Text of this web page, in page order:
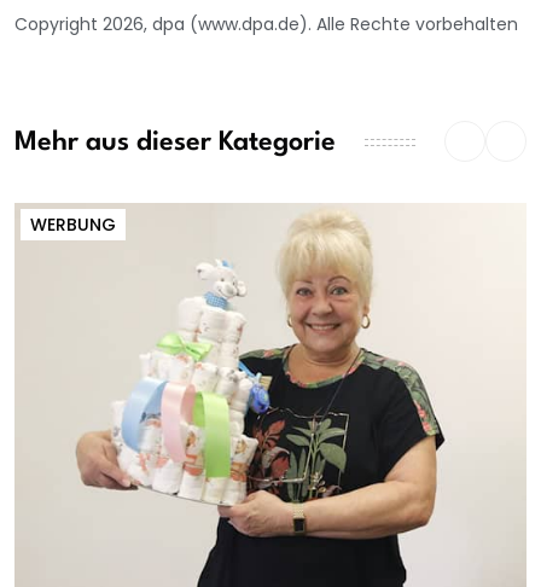
Copyright 2026, dpa (www.dpa.de). Alle Rechte vorbehalten
Mehr aus dieser Kategorie
WERBUNG